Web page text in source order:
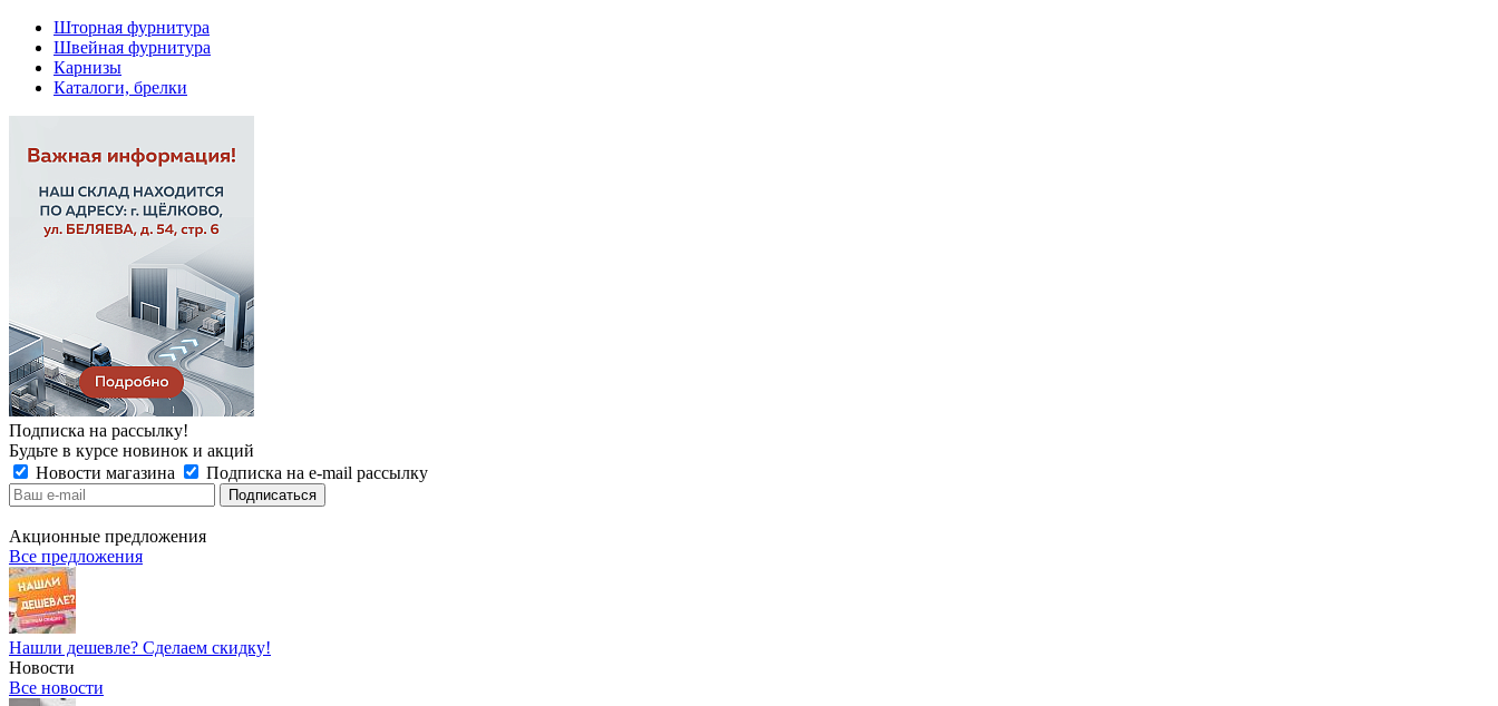
Шторная фурнитура
Швейная фурнитура
Карнизы
Каталоги, брелки
Подписка на рассылку!
Будьте в курсе новинок и акций
Новости магазина
Подписка на e-mail рассылку
Акционные предложения
Все предложения
Нашли дешевле? Сделаем скидку!
Новости
Все новости